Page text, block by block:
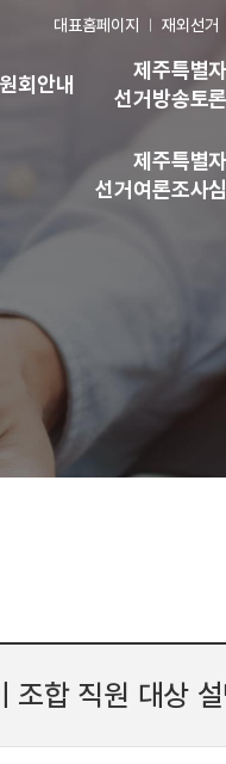
대표홈페이지 재외선거
회안내
제주특별
선거방송토
제주특별
선거여론조사
조합 직원 대상 설